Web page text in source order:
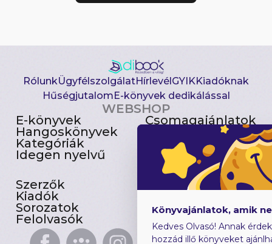
RólunkÜgyfélszolgálatHírlevél GYIKKiadóknak
Hűségjutalom E-könyvek dedikálással
WEBSHOP
E-könyvek
Hangoskönyvek
Kategóriák
Idegen nyelvű
Csomagajánlatok
Előjegyezhetők
Újdonságok
Szerzők
Kiadók
Sorozatok
Felolvasók
Gyerekkönyvek
Ajándékutalvány
Blog
Könyvajánlatok, amik
Kedves Olvasó! Annak
hozzád illő könyveket